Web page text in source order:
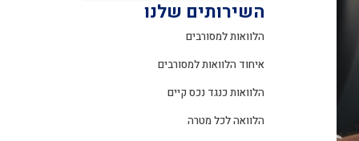
השירותים שלנו
הלוואות למסורבים
איחוד הלוואות למסורבים
הלוואות כנגד נכס קיים
הלוואה לכל מטרה